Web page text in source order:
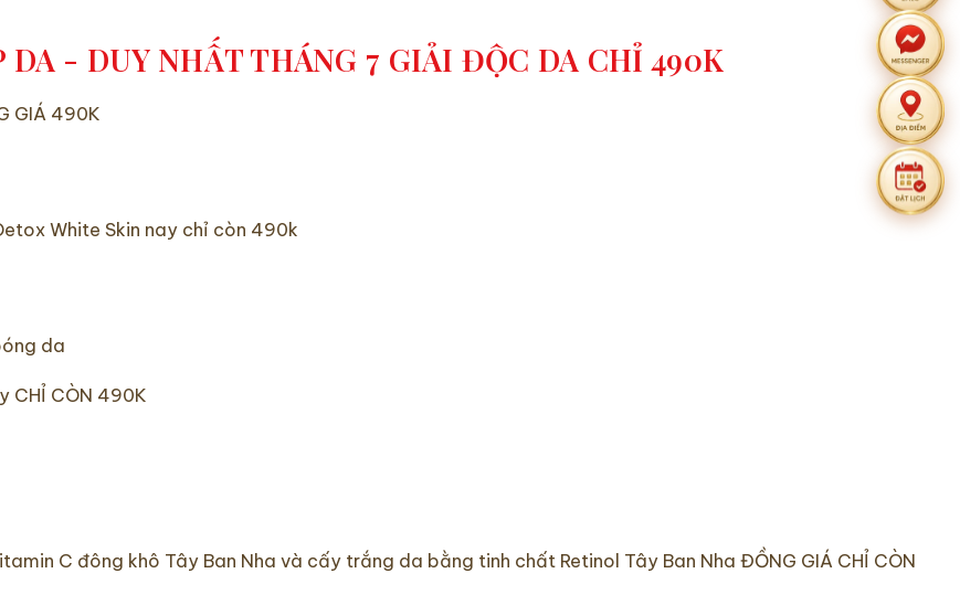
- DUY NHẤT THÁNG 7 GIẢI ĐỘC DA CHỈ 490K
GIÁ 490K
White Skin nay chỉ còn 490k
da
CHỈ CÒN 490K
C đông khô Tây Ban Nha và cấy trắng da bằng tinh chất Retinol Tây Ban Nha ĐỒNG GIÁ CHỈ CÒN